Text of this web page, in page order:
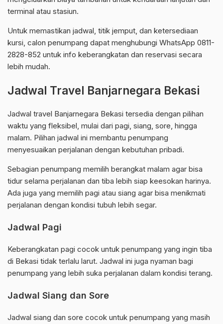
terminal atau stasiun.
Untuk memastikan jadwal, titik jemput, dan ketersediaan
kursi, calon penumpang dapat menghubungi WhatsApp 0811-
2828-852 untuk info keberangkatan dan reservasi secara
lebih mudah.
Jadwal Travel Banjarnegara Bekasi
Jadwal travel Banjarnegara Bekasi tersedia dengan pilihan
waktu yang fleksibel, mulai dari pagi, siang, sore, hingga
malam. Pilihan jadwal ini membantu penumpang
menyesuaikan perjalanan dengan kebutuhan pribadi.
Sebagian penumpang memilih berangkat malam agar bisa
tidur selama perjalanan dan tiba lebih siap keesokan harinya.
Ada juga yang memilih pagi atau siang agar bisa menikmati
perjalanan dengan kondisi tubuh lebih segar.
Jadwal Pagi
Keberangkatan pagi cocok untuk penumpang yang ingin tiba
di Bekasi tidak terlalu larut. Jadwal ini juga nyaman bagi
penumpang yang lebih suka perjalanan dalam kondisi terang.
Jadwal Siang dan Sore
Jadwal siang dan sore cocok untuk penumpang yang masih